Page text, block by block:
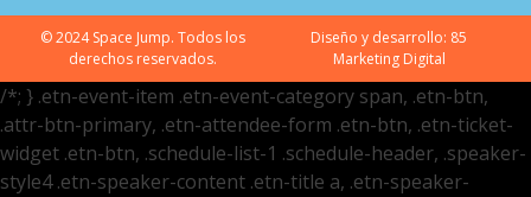
© 2024 Space Jump. Todos los
derechos reservados.
Diseño y desarrollo: 85
Marketing Digital
/*; } .etn-event-item .etn-event-category span, .etn-btn,
.attr-btn-primary, .etn-attendee-form .etn-btn, .etn-ticket-
widget .etn-btn, .schedule-list-1 .schedule-header, .speaker-
style4 .etn-speaker-content .etn-title a, .etn-speaker-